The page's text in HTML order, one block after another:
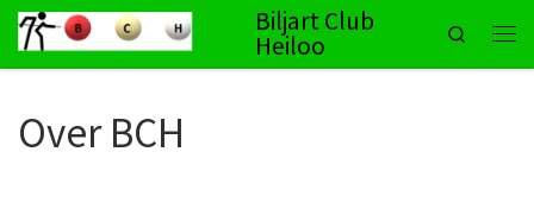
Ga naar inhoud Biljart Club
Heiloo
Search
Over BCH